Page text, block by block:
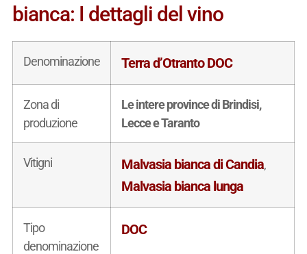
bianca: I dettagli del vino
Denominazione Terra d’Otranto DOC
Zona di
produzione
Le intere province di Brindisi,
Lecce e Taranto
Vitigni Malvasia bianca di Candia,
Malvasia bianca lunga
Tipo
denominazione
DOC